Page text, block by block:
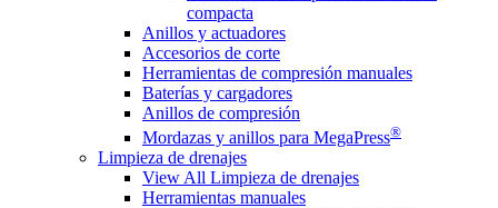
compacta
Anillos y actuadores
Accesorios de corte
Herramientas de compresión manuales
Baterías y cargadores
Anillos de compresión
Mordazas y anillos para MegaPress®
Limpieza de drenajes
View All Limpieza de drenajes
Herramientas manuales